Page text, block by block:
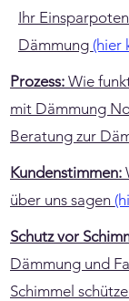
Ihr
Dämmung (hier
Prozess: Wie
mit Dämmung
Beratung zur
Kundenstimmen:
über uns sagen
Schutz vor
Dämmung und
Schimmel